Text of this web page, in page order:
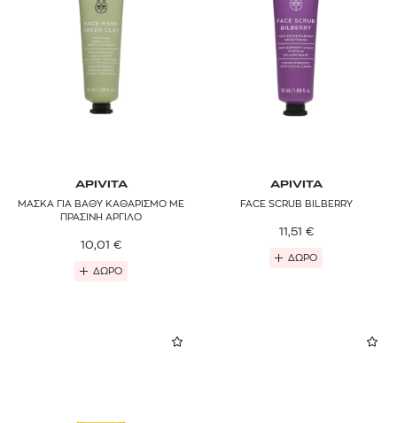
APIVITA
ΜΑΣΚΑ ΓΙΑ ΒΑΘΥ ΚΑΘΑΡΙΣΜΟ ΜΕ
ΠΡΑΣΙΝΗ ΑΡΓΙΛΟ
10,01 €
ΔΩΡΟ
APIVITA
FACE SCRUB BILBERRY
11,51 €
ΔΩΡΟ